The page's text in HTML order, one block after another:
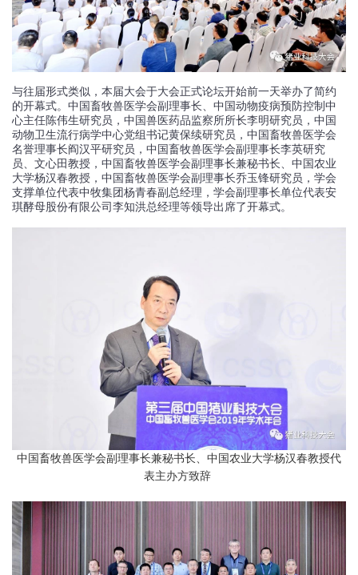
与往届形式类似，本届大会于大会正式论坛开始前一天举办了简约
的开幕式。中国畜牧兽医学会副理事长、中国动物疫病预防控制中
心主任陈伟生研究员，中国兽医药品监察所所长李明研究员，中国
动物卫生流行病学中心党组书记黄保续研究员，中国畜牧兽医学会
名誉理事长阎汉平研究员，中国畜牧兽医学会副理事长李英研究
员、文心田教授，中国畜牧兽医学会副理事长兼秘书长、中国农业
大学杨汉春教授，中国畜牧兽医学会副理事长乔玉锋研究员，学会
支撑单位代表中牧集团杨青春副总经理，学会副理事长单位代表安
琪酵母股份有限公司李知洪总经理等领导出席了开幕式。
中国畜牧兽医学会副理事长兼秘书长、中国农业大学杨汉春教授代
表主办方致辞